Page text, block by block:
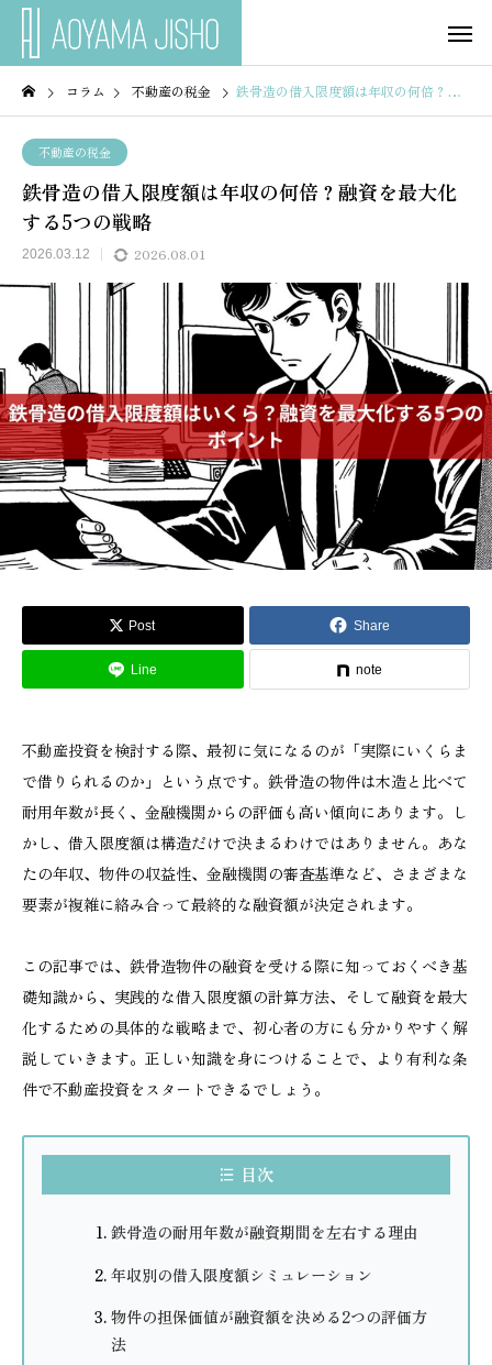
コラム 不動産の税金 鉄骨造の借入限度額は年収の何倍？融資を最大化する5つの戦略
不動産の税金
鉄骨造の借入限度額は年収の何倍？融資を最大化
する5つの戦略
2026.03.12 2026.08.01
Post Share
Line note
不動産投資を検討する際、最初に気になるのが「実際にいくらま
で借りられるのか」という点です。鉄骨造の物件は木造と比べて
耐用年数が長く、金融機関からの評価も高い傾向にあります。し
かし、借入限度額は構造だけで決まるわけではありません。あな
たの年収、物件の収益性、金融機関の審査基準など、さまざまな
要素が複雑に絡み合って最終的な融資額が決定されます。
この記事では、鉄骨造物件の融資を受ける際に知っておくべき基
礎知識から、実践的な借入限度額の計算方法、そして融資を最大
化するための具体的な戦略まで、初心者の方にも分かりやすく解
説していきます。正しい知識を身につけることで、より有利な条
件で不動産投資をスタートできるでしょう。
目次
鉄骨造の耐用年数が融資期間を左右する理由
年収別の借入限度額シミュレーション
物件の担保価値が融資額を決める2つの評価方
法